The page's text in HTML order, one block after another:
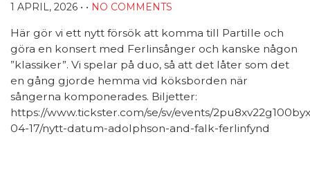
1 APRIL, 2026 • • NO COMMENTS
Här gör vi ett nytt försök att komma till Partille och
göra en konsert med Ferlinsånger och kanske någon
”klassiker”. Vi spelar på duo, så att det låter som det
en gång gjorde hemma vid köksborden när
sångerna komponerades. Biljetter:
https://www.tickster.com/se/sv/events/
04-17/nytt-datum-adolphson-and-falk-ferlinfynd